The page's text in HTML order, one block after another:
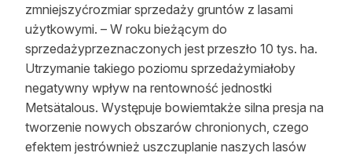
zmniejszyćrozmiar sprzedaży gruntów z lasami
użytkowymi. – W roku bieżącym do
sprzedażyprzeznaczonych jest przeszło 10 tys. ha.
Utrzymanie takiego poziomu sprzedażymiałoby
negatywny wpływ na rentowność jednostki
Metsätalous. Występuje bowiemtakże silna presja na
tworzenie nowych obszarów chronionych, czego
efektem jestrównież uszczuplanie naszych lasów